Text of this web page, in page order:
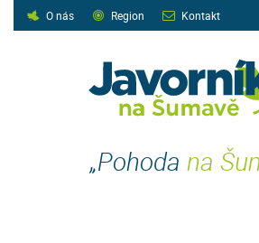
O nás Region Kontakt
„Pohoda na